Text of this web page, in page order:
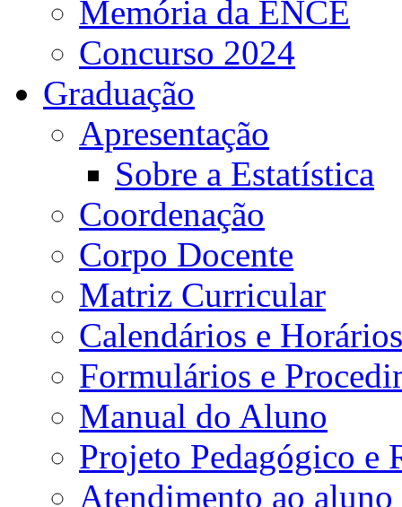
Memória da ENCE
Concurso 2024
Graduação
Apresentação
Sobre a Estatística
Coordenação
Corpo Docente
Matriz Curricular
Calendários e Horários
Formulários e
Manual do Aluno
Projeto Pedagógico e
Atendimento ao aluno